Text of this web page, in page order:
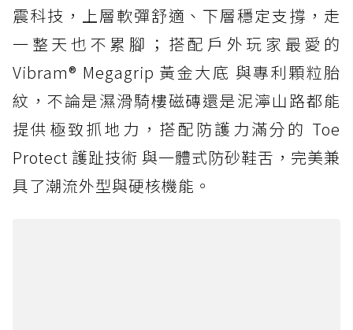
震科技，上層軟彈舒適、下層穩定支撐，走
一整天也不累腳；搭配戶外玩家最愛的
Vibram® Megagrip 黃金大底 與專利顆粒胎
紋，不論是濕滑騎樓磁磚還是泥濘山路都能
提供極致抓地力，搭配防護力滿分的 Toe
Protect 護趾技術 與一體式防砂鞋舌，完美兼
具了潮流外型與硬核機能。